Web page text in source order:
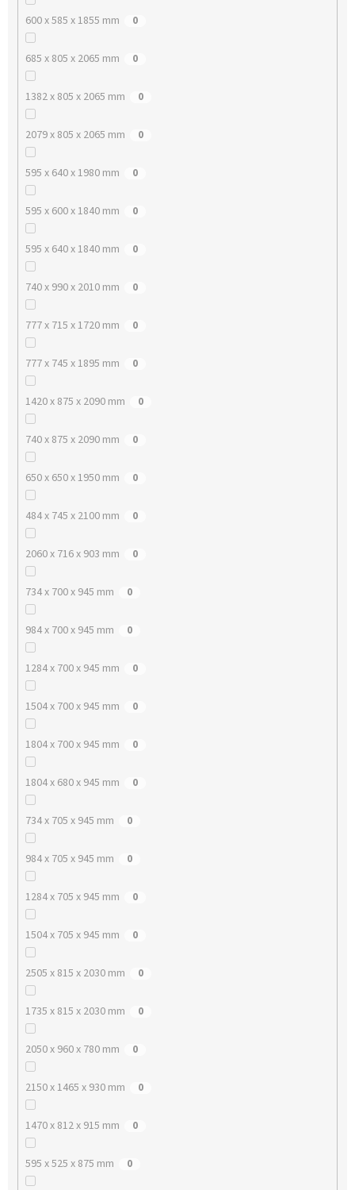
600 x 585 x 1855 mm 0
685 x 805 x 2065 mm 0
1382 x 805 x 2065 mm 0
2079 x 805 x 2065 mm 0
595 x 640 x 1980 mm 0
595 x 600 x 1840 mm 0
595 x 640 x 1840 mm 0
740 x 990 x 2010 mm 0
777 x 715 x 1720 mm 0
777 x 745 x 1895 mm 0
1420 x 875 x 2090 mm 0
740 x 875 x 2090 mm 0
650 x 650 x 1950 mm 0
484 x 745 x 2100 mm 0
2060 x 716 x 903 mm 0
734 x 700 x 945 mm 0
984 x 700 x 945 mm 0
1284 x 700 x 945 mm 0
1504 x 700 x 945 mm 0
1804 x 700 x 945 mm 0
1804 x 680 x 945 mm 0
734 x 705 x 945 mm 0
984 x 705 x 945 mm 0
1284 x 705 x 945 mm 0
1504 x 705 x 945 mm 0
2505 x 815 x 2030 mm 0
1735 x 815 x 2030 mm 0
2050 x 960 x 780 mm 0
2150 x 1465 x 930 mm 0
1470 x 812 x 915 mm 0
595 x 525 x 875 mm 0